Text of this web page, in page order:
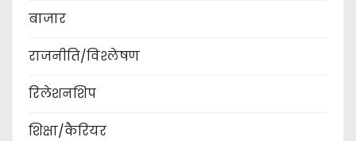
बाजार
राजनीति/विश्लेषण
रिलेशनशिप
शिक्षा/कैरियर